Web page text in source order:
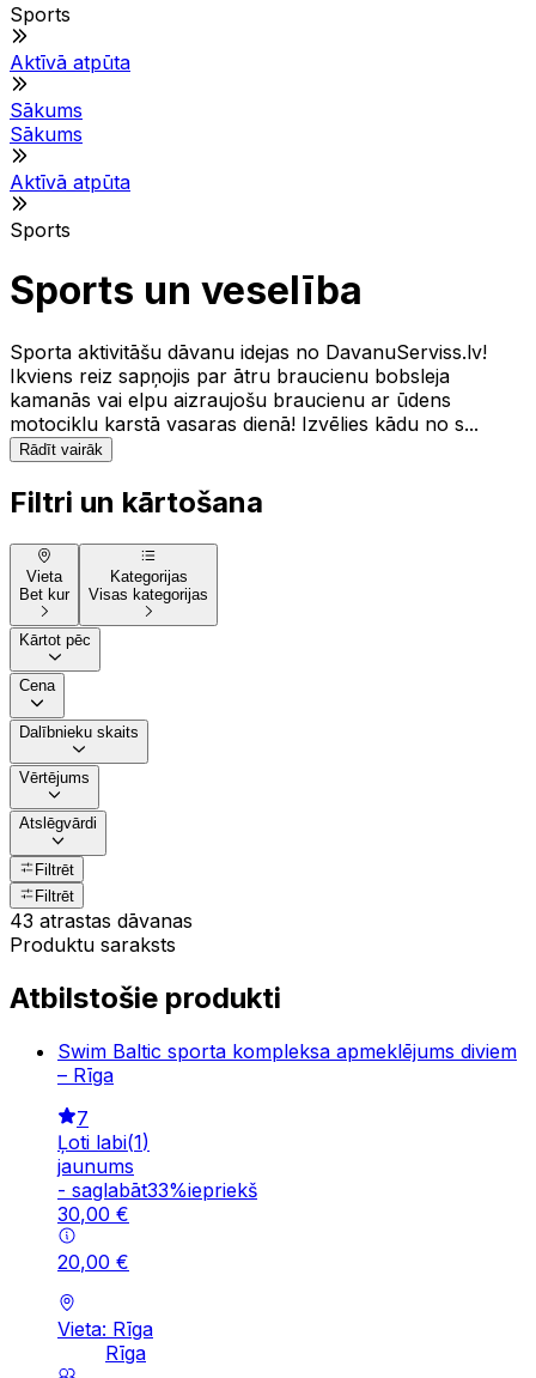
Sports
Aktīvā atpūta
Sākums
Sākums
Aktīvā atpūta
Sports
Sports un veselība
Sporta aktivitāšu dāvanu idejas no DavanuServiss.lv!
Ikviens reiz sapņojis par ātru braucienu bobsleja
kamanās vai elpu aizraujošu braucienu ar ūdens
motociklu karstā vasaras dienā! Izvēlies kādu no s...
Rādīt vairāk
Filtri un kārtošana
Vieta
Bet kur
Kategorijas
Visas kategorijas
Kārtot pēc
Cena
Dalībnieku skaits
Vērtējums
Atslēgvārdi
Filtrēt
Filtrēt
43 atrastas dāvanas
Produktu saraksts
Atbilstošie produkti
Swim Baltic sporta kompleksa apmeklējums diviem
– Rīga
7
Ļoti labi(1)
jaunums
- saglabāt33%iepriekš
30,00 €
20,00 €
Vieta: Rīga
Rīga